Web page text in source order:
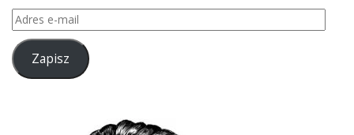
Adres
e-
mailZapisz